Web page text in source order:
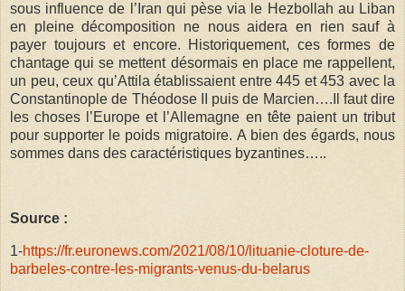
sous influence de l’Iran qui pèse via le Hezbollah au Liban
en pleine décomposition ne nous aidera en rien sauf à
payer toujours et encore. Historiquement, ces formes de
chantage qui se mettent désormais en place me rappellent,
un peu, ceux qu’Attila établissaient entre 445 et 453 avec la
Constantinople de Théodose II puis de Marcien….Il faut dire
les choses l’Europe et l’Allemagne en tête paient un tribut
pour supporter le poids migratoire. A bien des égards, nous
sommes dans des caractéristiques byzantines…..
Source :
1-https://fr.euronews.com/2021/08/10/lituanie-cloture-de-
barbeles-contre-les-migrants-venus-du-belarus